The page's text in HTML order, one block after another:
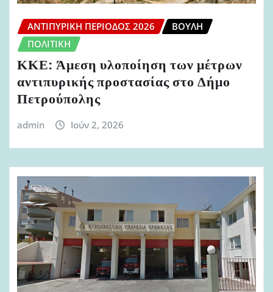
ΑΝΤΙΠΥΡΙΚΉ ΠΕΡΊΟΔΟΣ 2026
ΒΟΥΛΉ
ΠΟΛΙΤΙΚΉ
ΚΚΕ: Άμεση υλοποίηση των μέτρων
αντιπυρικής προστασίας στο Δήμο
Πετρούπολης
admin Ιούν 2, 2026